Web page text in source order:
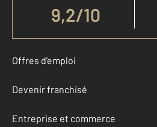
9,2/10
Offres d'emploi
Devenir franchisé
Entreprise et commerce